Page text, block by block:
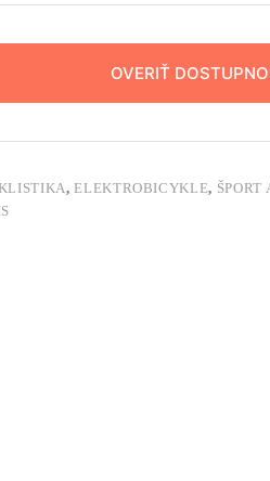
OVERIŤ
,ELEKTROBICYKLE, ŠPORT